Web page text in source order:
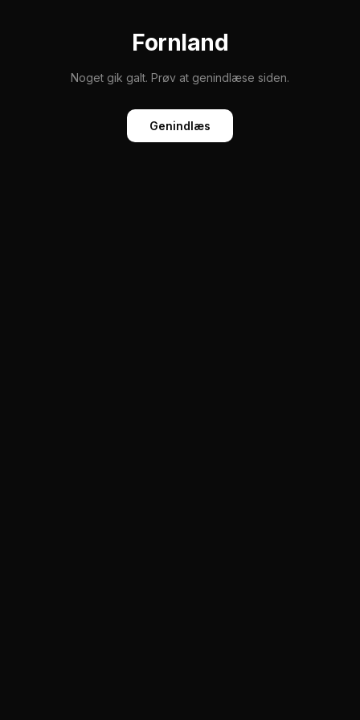
Fornland
Noget gik galt. Prøv at genindlæse siden.
Genindlæs